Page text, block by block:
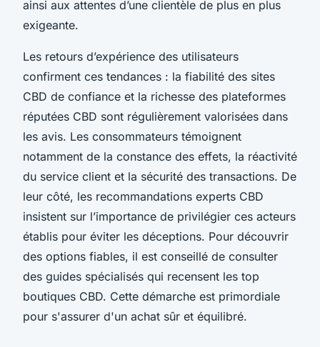
ainsi aux attentes d’une clientèle de plus en plus
exigeante.
Les retours d’expérience des utilisateurs
confirment ces tendances : la fiabilité des sites
CBD de confiance et la richesse des plateformes
réputées CBD sont régulièrement valorisées dans
les avis. Les consommateurs témoignent
notamment de la constance des effets, la réactivité
du service client et la sécurité des transactions. De
leur côté, les recommandations experts CBD
insistent sur l’importance de privilégier ces acteurs
établis pour éviter les déceptions. Pour découvrir
des options fiables, il est conseillé de consulter
des guides spécialisés qui recensent les top
boutiques CBD. Cette démarche est primordiale
pour s'assurer d'un achat sûr et équilibré.